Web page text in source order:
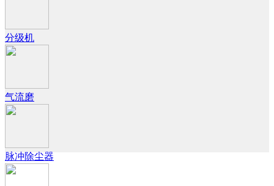
分级机
气流磨
脉冲除尘器